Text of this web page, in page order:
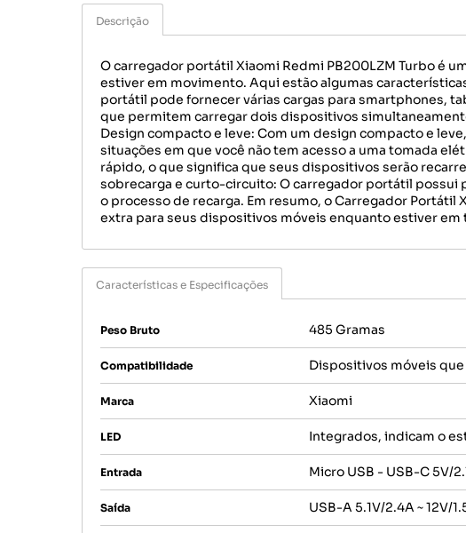
Descrição
O carregador portátil Xiaomi Redmi PB200LZM Turbo é
estiver em movimento. Aqui estão algumas
portátil pode fornecer várias cargas para smartphones,
que permitem carregar dois dispositivos
Design compacto e leve: Com um design compacto e
situações em que você não tem acesso a uma tomada
rápido, o que significa que seus dispositivos serão
sobrecarga e curto-circuito: O carregador portátil
o processo de recarga. Em resumo, o Carregador
extra para seus dispositivos móveis enquanto estiver em
Características e Especificações
Peso Bruto 485 Gramas
Compatibilidade Dispositivos móveis que
Marca Xiaomi
LED Integrados, indicam o
Entrada Micro USB - USB-C 5V/
Saída USB-A 5.1V/2.4A ~ 12V/